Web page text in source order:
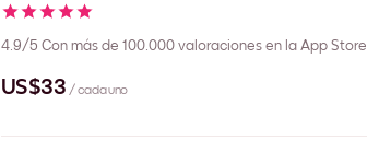
4.9/5 Con más de 100.000 valoraciones en la App Store
US$33 / cada uno